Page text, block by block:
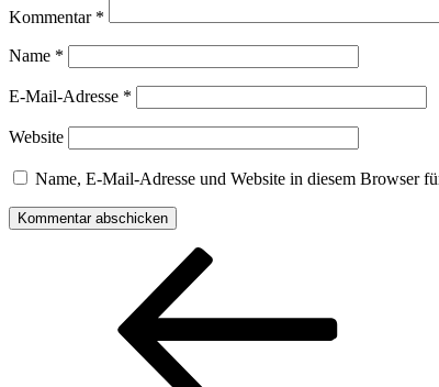
Kommentar *
Name *
E-Mail-Adresse *
Website
Name, E-Mail-Adresse und Website in diesem Browser
Beitragsnavigation